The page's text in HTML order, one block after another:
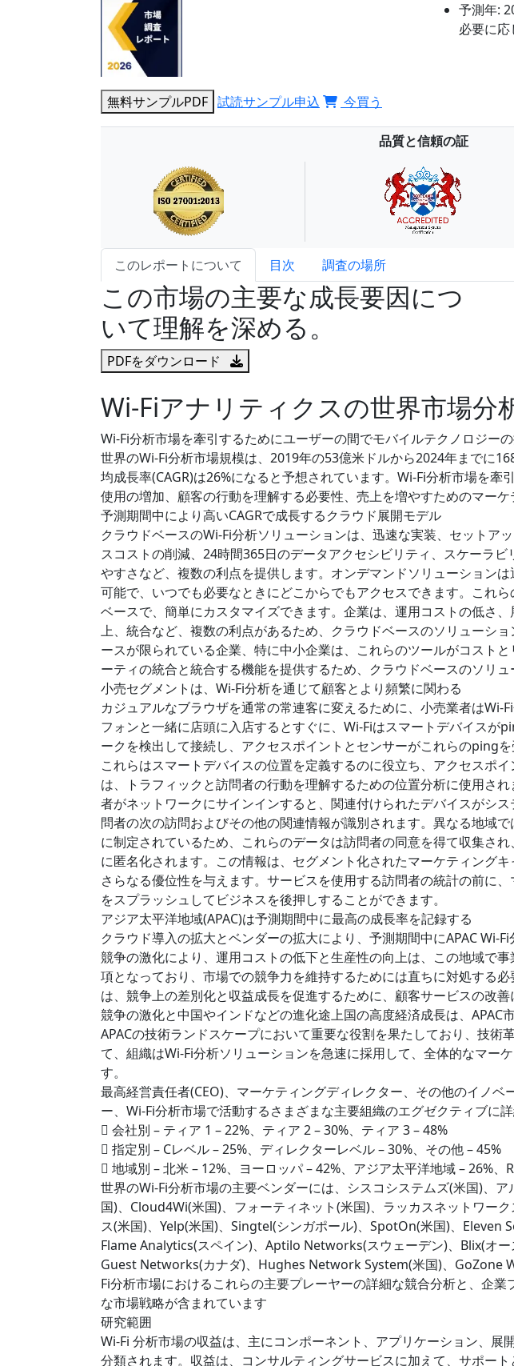
予測年:
必要に
無料サンプルPDF 試読サンプル申込 今買う
品質と信頼の証
このレポートについて 目次 調査の場所
この市場の主要な成長要因につ
いて理解を深める。
PDFをダウンロード
Wi-Fiアナリティクスの世界市場分
Wi-Fi分析市場を牽引するためにユーザーの間でモバイルテクノロジー
世界のWi-Fi分析市場規模は、2019年の53億米ドルから2024年までに
均成長率(CAGR)は26%になると予想されています。Wi-Fi分析市場を牽
使用の増加、顧客の行動を理解する必要性、売上を増やすためのマー
予測期間中により高いCAGRで成長するクラウド展開モデル
クラウドベースのWi-Fi分析ソリューションは、迅速な実装、セットア
スコストの削減、24時間365日のデータアクセシビリティ、スケーラ
やすさなど、複数の利点を提供します。オンデマンドソリューション
可能で、いつでも必要なときにどこからでもアクセスできます。これ
ベースで、簡単にカスタマイズできます。企業は、運用コストの低さ
上、統合など、複数の利点があるため、クラウドベースのソリューシ
ースが限られている企業、特に中小企業は、これらのツールがコスト
ーティの統合と統合する機能を提供するため、クラウドベースのソリュ
小売セグメントは、Wi-Fi分析を通じて顧客とより頻繁に関わる
カジュアルなブラウザを通常の常連客に変えるために、小売業者はWi-
フォンと一緒に店頭に入店するとすぐに、Wi-Fiはスマートデバイスが
ークを検出して接続し、アクセスポイントとセンサーがこれらのpingを
これらはスマートデバイスの位置を定義するのに役立ち、アクセスポ
は、トラフィックと訪問者の行動を理解するための位置分析に使用さ
者がネットワークにサインインすると、関連付けられたデバイスがシ
問者の次の訪問およびその他の関連情報が識別されます。異なる地域
に制定されているため、これらのデータは訪問者の同意を得て収集さ
に匿名化されます。この情報は、セグメント化されたマーケティング
さらなる優位性を与えます。サービスを使用する訪問者の統計の前に
をスプラッシュしてビジネスを後押しすることができます。
アジア太平洋地域(APAC)は予測期間中に最高の成長率を記録する
クラウド導入の拡大とベンダーの拡大により、予測期間中にAPAC Wi-
競争の激化により、運用コストの低下と生産性の向上は、この地域で
項となっており、市場での競争力を維持するためには直ちに対処する
は、競争上の差別化と収益成長を促進するために、顧客サービスの改
競争の激化と中国やインドなどの進化途上国の高度経済成長は、APAC
APACの技術ランドスケープにおいて重要な役割を果たしており、技術
て、組織はWi-Fi分析ソリューションを急速に採用して、全体的なマー
す。
最高経営責任者(CEO)、マーケティングディレクター、その他のイノベ
ー、Wi-Fi分析市場で活動するさまざまな主要組織のエグゼクティブに
 会社別 – ティア 1 – 22%、ティア 2 – 30%、ティア 3 – 48%
 指定別 – Cレベル – 25%、ディレクターレベル – 30%、その他 – 45%
 地域別 – 北米 – 12%、ヨーロッパ – 42%、アジア太平洋地域 – 26%、
世界のWi-Fi分析市場の主要ベンダーには、シスコシステムズ(米国)、
国)、Cloud4Wi(米国)、フォーティネット(米国)、ラッカスネットワー
ス(米国)、Yelp(米国)、Singtel(シンガポール)、SpotOn(米国)、Eleven
Flame Analytics(スペイン)、Aptilo Networks(スウェーデン)、Blix(オー
Guest Networks(カナダ)、Hughes Network System(米国)、GoZone
Fi分析市場におけるこれらの主要プレーヤーの詳細な競合分析と、企
な市場戦略が含まれています
研究範囲
Wi-Fi 分析市場の収益は、主にコンポーネント、アプリケーション、展
分類されます。収益は、コンサルティングサービスに加えて、サポー